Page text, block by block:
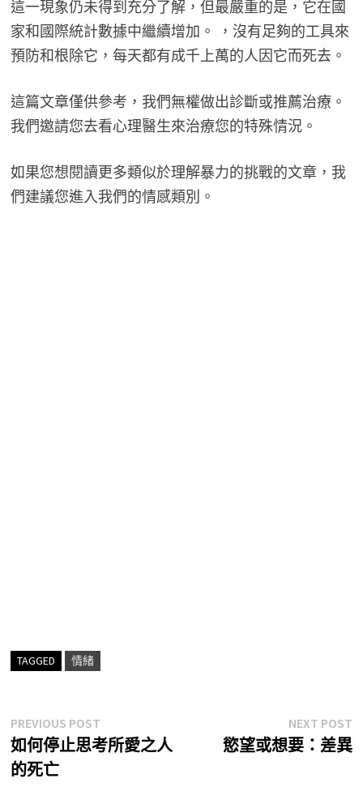
這一現象仍未得到充分了解，但最嚴重的是，它在國
家和國際統計數據中繼續增加。 ，沒有足夠的工具來
預防和根除它，每天都有成千上萬的人因它而死去。
這篇文章僅供參考，我們無權做出診斷或推薦治療。
我們邀請您去看心理醫生來治療您的特殊情況。
如果您想閱讀更多類似於理解暴力的挑戰的文章，我
們建議您進入我們的情感類別。
TAGGED 情緒
文
章
導
PREVIOUS POSTPrevious
post:
如何停止思考所愛之人
的死亡
NEXT POST
慾望或想要：差異